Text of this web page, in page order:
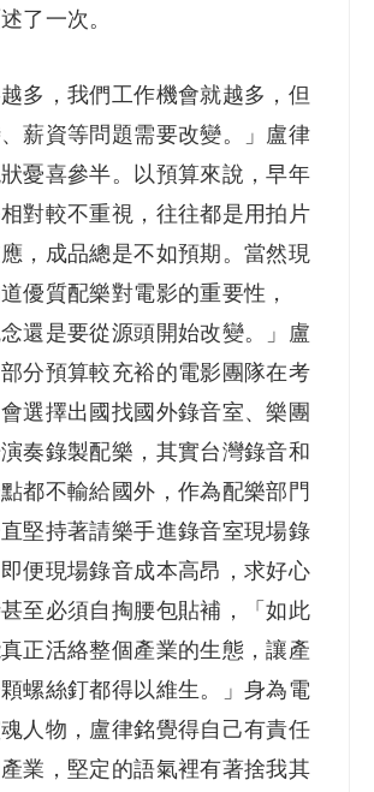
了一次。
越多，我們工作機會就越多，但
薪資等問題需要改變。」盧律
憂喜參半。以預算來說，早年
對較不重視，往往都是用拍片
，成品總是不如預期。當然現
優質配樂對電影的重要性，
念還是要從源頭開始改變。」盧
分預算較充裕的電影團隊在考
選擇出國找國外錄音室、樂團
奏錄製配樂，其實台灣錄音和
都不輸給國外，作為配樂部門
堅持著請樂手進錄音室現場錄
便現場錄音成本高昂，求好心
至必須自掏腰包貼補，「如此
正活絡整個產業的生態，讓產
螺絲釘都得以維生。」身為電
人物，盧律銘覺得自己有責任
業，堅定的語氣裡有著捨我其